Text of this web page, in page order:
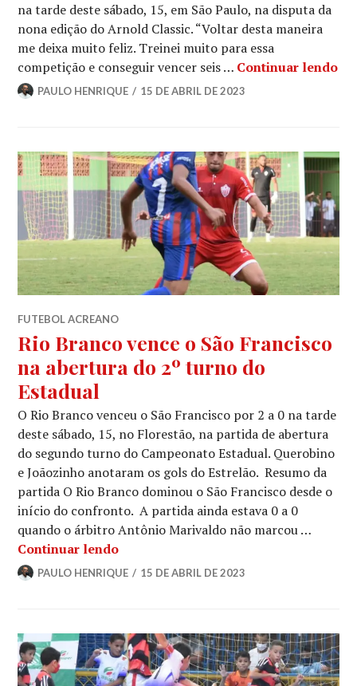
na tarde deste sábado, 15, em São Paulo, na disputa da
nona edição do Arnold Classic. “Voltar desta maneira
me deixa muito feliz. Treinei muito para essa
competição e conseguir vencer seis … Continuar lendo
PAULO HENRIQUE 15 DE ABRIL DE 2023
FUTEBOL ACREANO
Rio Branco vence o São Francisco
na abertura do 2º turno do
Estadual
O Rio Branco venceu o São Francisco por 2 a 0 na tarde
deste sábado, 15, no Florestão, na partida de abertura
do segundo turno do Campeonato Estadual. Querobino
e Joãozinho anotaram os gols do Estrelão. Resumo da
partida O Rio Branco dominou o São Francisco desde o
início do confronto. A partida ainda estava 0 a 0
quando o árbitro Antônio Marivaldo não marcou …
Continuar lendo
PAULO HENRIQUE 15 DE ABRIL DE 2023